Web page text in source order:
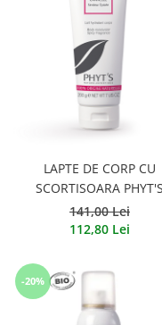
LAPTE DE CORP CU
SCORTISOARA PHYT'S
141,00 Lei
112,80 Lei
-20%